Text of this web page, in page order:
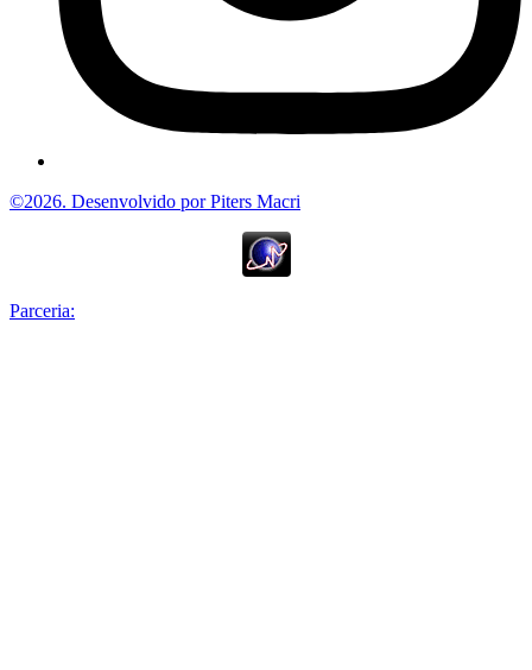
©2026. Desenvolvido por Piters Macri
Parceria: